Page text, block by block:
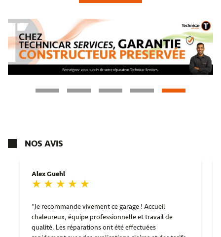
NOS AVIS
Alex Guehl
Je recommande vivement ce garage ! Accueil
chaleureux, équipe professionnelle et travail de
qualité. Les réparations ont été effectuées